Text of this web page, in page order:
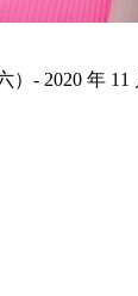
）- 2020 年 11